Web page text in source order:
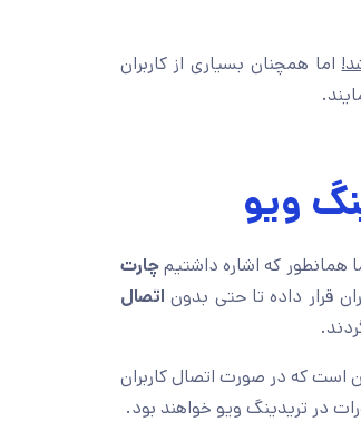
اما همچنان بسیاری از کاربران
ویو
همانطور که اشاره داشتیمچارت
قرار داده تا حتی بدوناتصال
است که در صورت اتصال کاربران
در تریدینگ ویو خواهند بود.